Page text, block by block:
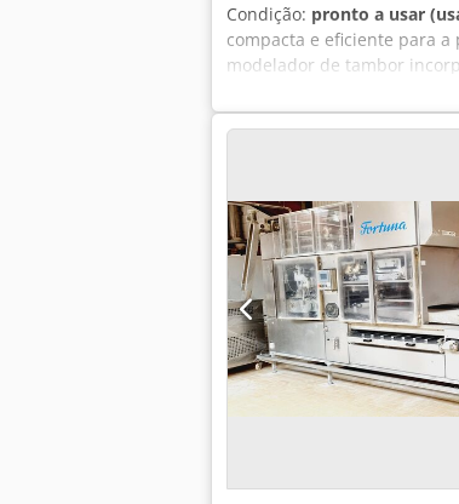
Condição: pronto a usar
compacta e eficiente para
modelador de tambor
impressionante — com
Pãezinhos modelados
até 150 g Faixa de divisão
modelagem integrada
Adequada para bandejas
automática de limpeza